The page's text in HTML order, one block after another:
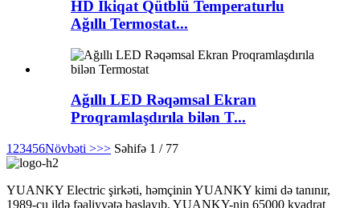
HD İkiqat Qütblü Temperaturlu
Ağıllı Termostat...
Ağıllı LED Rəqəmsal Ekran
Proqramlaşdırıla bilən T...
1 23456Növbəti >>> Səhifə 1 / 77
YUANKY Electric şirkəti, həmçinin YUANKY kimi də tanınır,
1989-cu ildə fəaliyyətə başlayıb. YUANKY-nin 65000 kvadrat